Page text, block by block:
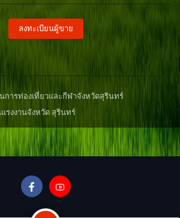
ลงทะเบียนผู้ขาย
การท่องเที่ยวและกีฬาจังหวัดสุรินทร์
รงงานจังหวัด สุรินทร์